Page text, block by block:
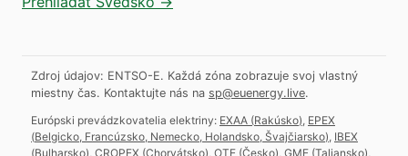
Zdroj údajov: ENTSO-E. Každá zóna zobrazuje svoj vlastný
miestny čas. Kontaktujte nás na sp@euenergy.live.
Európski prevádzkovatelia elektriny: EXAA (Rakúsko) EPEX
(Belgicko, Francúzsko, Nemecko, Holandsko, Švajčiarsko) IBEX
(Bulharsko) CROPEX (Chorvátsko) OTE (Česko) GME (Taliansko)